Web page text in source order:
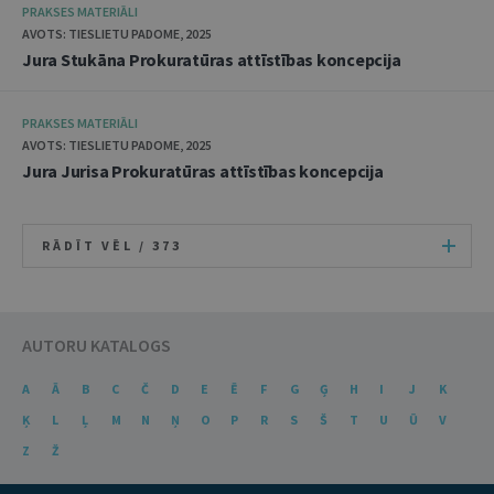
PRAKSES MATERIĀLI
AVOTS: TIESLIETU PADOME, 2025
Jura Stukāna Prokuratūras attīstības koncepcija
PRAKSES MATERIĀLI
AVOTS: TIESLIETU PADOME, 2025
Jura Jurisa Prokuratūras attīstības koncepcija
RĀDĪT VĒL / 373
AUTORU KATALOGS
A Ā B C Č D E Ē F G Ģ H I J
K
Ķ
L Ļ M N Ņ O P R S Š T U Ū
V
Z
Ž